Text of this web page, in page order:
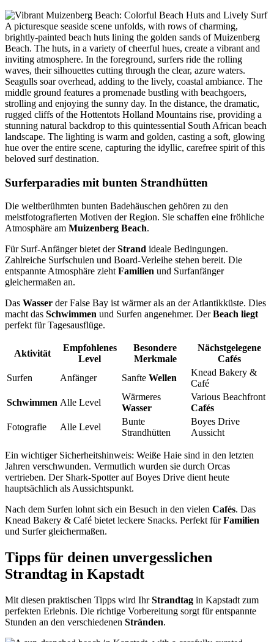
Surferparadies mit bunten Strandhütten
Die weltberühmten bunten Badehäuschen gehören zu den
meistfotografierten Motiven der Region. Sie schaffen eine fröhliche
Atmosphäre am Muizenberg Beach.
Für Surf-Anfänger bietet derStrand ideale Bedingungen.
Zahlreiche Surfschulen und Board-Verleihe stehen bereit. Die
entspannte Atmosphäre ziehtFamilien und Surfanfänger
gleichermaßen an.
Das Wasser der False Bay ist wärmer als an der Atlantikküste. Dies
macht das Schwimmen und Surfen angenehmer. DerBeach liegt
perfekt für Tagesausflüge.
Aktivität
Empfohlenes
Level
Besondere
Merkmale
Nächstgelegene
Cafés
Surfen
Anfänger Sanfte Wellen
Knead Bakery &
Café
Schwimmen Alle Level
Wärmeres
Wasser
Various Beachfront
Cafés
Fotografie
Alle Level
Bunte
Strandhütten
Boyes Drive
Aussicht
Ein wichtiger Sicherheitshinweis: Weiße Haie sind in den letzten
Jahren verschwunden. Vermutlich wurden sie durch Orcas
vertrieben. Der Shark-Spotter auf Boyes Drive dient heute
hauptsächlich als Aussichtspunkt.
Nach dem Surfen lohnt sich ein Besuch in den vielen Cafés. Das
Knead Bakery & Café bietet leckere Snacks. Perfekt fürFamilien
und Surfer gleichermaßen.
Tipps für deinen unvergesslichen
Strandtag in Kapstadt
Mit diesen praktischen Tipps wird IhrStrandtag in Kapstadt zum
perfekten Erlebnis. Die richtige Vorbereitung sorgt für entspannte
Stunden an den verschiedenen Stränden.